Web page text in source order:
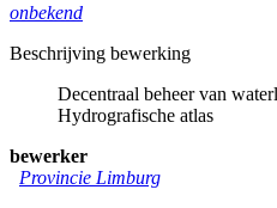
onbekend
Beschrijving bewerking
Decentraal beheer van
Hydrografische atlas
bewerker
Provincie Limburg